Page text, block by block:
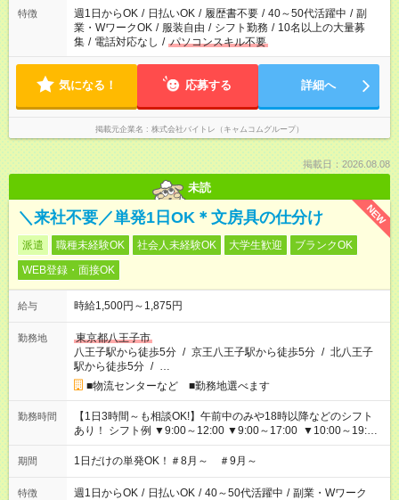
特徴 週1日からOK / 日払いOK / 履歴書不要 / 40～50代活躍中 / 副
業・WワークOK / 服装自由 / シフト勤務 / 10名以上の大量募
集 / 電話対応なし / パソコンスキル不要
気になる！ 応募する 詳細へ
掲載元企業名 株式会社バイトレ（キャムコムグループ）
掲載日：2026.08.08
未読
NEW
＼来社不要／単発1日OK＊文房具の仕分け
派遣 職種未経験OK 社会人未経験OK 大学生歓迎
ブランクOK
WEB登録・面接OK
給与 時給1,500円～1,875円
勤務地
東京都八王子市
八王子駅から徒歩5分 / 京王八王子駅から徒歩5分 / 北八王子
駅から徒歩5分 / …
■物流センターなど ■勤務地選べます
勤務時間
【1日3時間～も相談OK!】午前中のみや18時以降などのシフト
あり！ シフト例 ▼9:00～12:00 ▼9:00～17:00 ▼10:00～19:00
▼18:00～21:00
期間 1日だけの単発OK！＃8月～ ＃9月～
特徴 週1日からOK / 日払いOK / 40～50代活躍中 / 副業・Wワーク